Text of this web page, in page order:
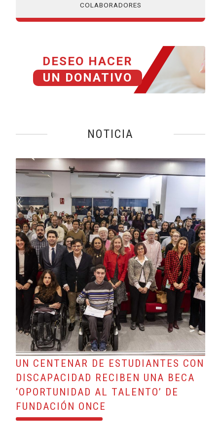
COLABORADORES
DESEO HACER
UN DONATIVO
NOTICIA
UN CENTENAR DE ESTUDIANTES CON
DISCAPACIDAD RECIBEN UNA BECA
‘OPORTUNIDAD AL TALENTO’ DE
FUNDACIÓN ONCE